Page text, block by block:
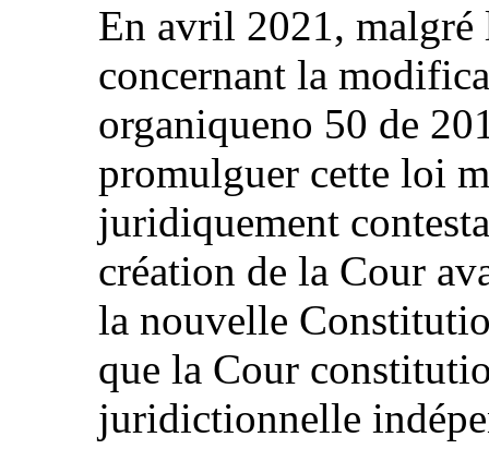
En avril 2021, malgré
concernant la
organiqueno 50 de
promulguer cette loi
juridiquement
création de la Cour
la nouvelle
que la Cour
juridictionnelle